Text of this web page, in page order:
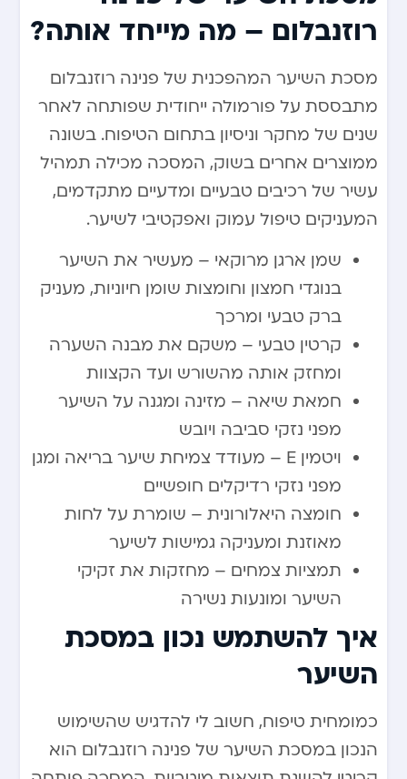
רוזנבלום – מה מייחד אותה?
מסכת השיער המהפכנית של פנינה רוזנבלום
מתבססת על פורמולה ייחודית שפותחה לאחר
שנים של מחקר וניסיון בתחום הטיפוח. בשונה
ממוצרים אחרים בשוק, המסכה מכילה תמהיל
עשיר של רכיבים טבעיים ומדעיים מתקדמים,
המעניקים טיפול עמוק ואפקטיבי לשיער.
שמן ארגן מרוקאי – מעשיר את השיער
בנוגדי חמצון וחומצות שומן חיוניות, מעניק
ברק טבעי ומרכך
קרטין טבעי – משקם את מבנה השערה
ומחזק אותה מהשורש ועד הקצוות
חמאת שיאה – מזינה ומגנה על השיער
מפני נזקי סביבה ויובש
ויטמין E – מעודד צמיחת שיער בריאה ומגן
מפני נזקי רדיקלים חופשיים
חומצה היאלורונית – שומרת על לחות
מאוזנת ומעניקה גמישות לשיער
תמציות צמחים – מחזקות את זקיקי
השיער ומונעות נשירה
איך להשתמש נכון במסכת
השיער
כמומחית טיפוח, חשוב לי להדגיש שהשימוש
הנכון במסכת השיער של פנינה רוזנבלום הוא